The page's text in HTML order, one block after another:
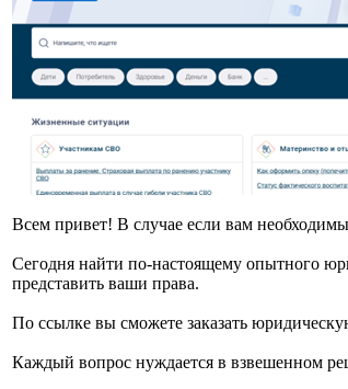
Всем привет! В случае если вам
Сегодня найти по-настоящему опытного
представить ваши права.
По ссылке вы сможете заказать
Каждый вопрос нуждается в взвешенном